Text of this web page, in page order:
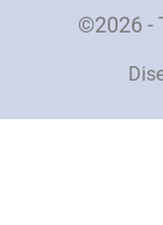
©2026 -